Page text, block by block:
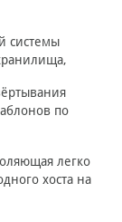
системы
по
легко
хоста на